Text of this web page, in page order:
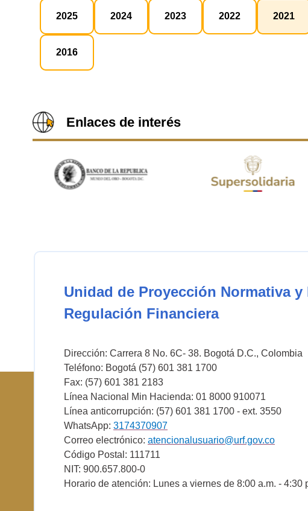
2025 2024 2023 2022 2021
2016
Enlaces de interés
Unidad de Proyección Normativa
Regulación Financiera
Dirección: Carrera 8 No. 6C- 38. Bogotá D.C., Colombia
Teléfono: Bogotá (57) 601 381 1700
Fax: (57) 601 381 2183
Línea Nacional Min Hacienda: 01 8000 910071
Línea anticorrupción: (57) 601 381 1700 - ext. 3550
WhatsApp: 3174370907
Correo electrónico: atencionalusuario@urf.gov.co
Código Postal: 111711
NIT: 900.657.800-0
Horario de atención: Lunes a viernes de 8:00 a.m. - 4:30